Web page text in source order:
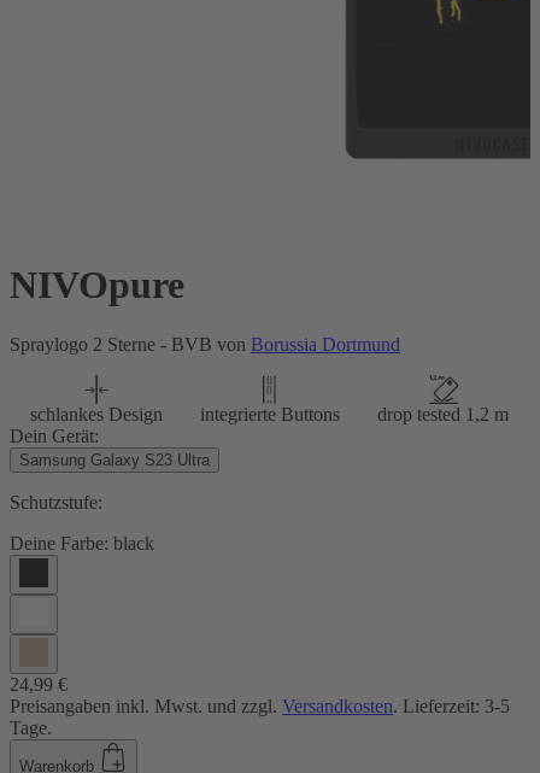
NIVOpure
Spraylogo 2 Sterne - BVB von Borussia Dortmund
schlankes Design integrierte Buttons
drop tested 1,2 m
Dein Gerät:
Samsung Galaxy S23 Ultra
Schutzstufe:
Deine Farbe: black
24,99 €
Preisangaben inkl. Mwst. und zzgl. Versandkosten. Lieferzeit: 3-5
Tage.
Warenkorb